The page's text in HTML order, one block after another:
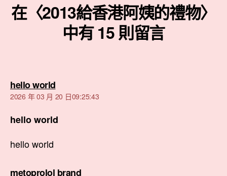
在〈2013給香港阿姨的禮物〉
中有 15 則留言
hello world表
示:
2026 年 03 月 20 日09:25:43
hello world
hello world
metoprolol brand表